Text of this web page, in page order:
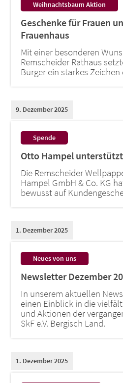
Weihnachtsbaum Aktion:
Geschenke für Frauen
Frauenhaus
Mit einer besonderen
Remscheider Rathaus
Bürger ein starkes
Spende:
Otto Hampel
9. Dezember 2025
Die Remscheider
Hampel GmbH & Co. KG
bewusst auf
Neues von uns:
Newsletter Dezember
1. Dezember 2025
In unserem aktuellen
einen Einblick in die
und Aktionen der
SkF e.V. Bergisch Land.
1. Dezember 2025